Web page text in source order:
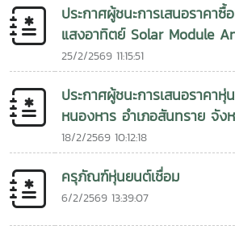
ประกาศผู้ชนะการเสนอราคา
แสงอาทิตย์ Solar Module
25/2/2569 11:15:51
ประกาศผู้ชนะการเสนอราคา
หนองหาร อำเภอสันทราย จัง
18/2/2569 10:12:18
ครุภัณฑ์หุ่นยนต์เชื่อม
6/2/2569 13:39:07